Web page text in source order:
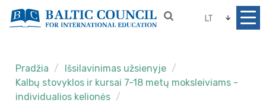
LT
Pradžia
Išsilavinimas užsienyje
Kalbų stovyklos ir kursai 7-18 metų moksleiviams -
individualios kelionės